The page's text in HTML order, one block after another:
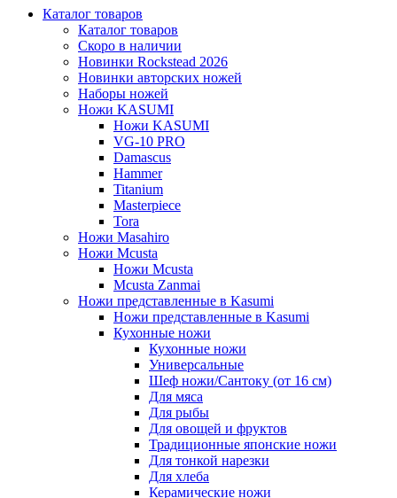
Каталог товаров
Каталог товаров
Скоро в наличии
Новинки Rockstead 2026
Новинки авторских ножей
Наборы ножей
Ножи KASUMI
Ножи KASUMI
VG-10 PRO
Damascus
Hammer
Titanium
Masterpiece
Tora
Ножи Masahiro
Ножи Mcusta
Ножи Mcusta
Mcusta Zanmai
Ножи представленные в Kasumi
Ножи представленные в Kasumi
Кухонные ножи
Кухонные ножи
Универсальные
Шеф ножи/Сантоку (от 16 см)
Для мяса
Для рыбы
Для овощей и фруктов
Традиционные японские ножи
Для тонкой нарезки
Для хлеба
Керамические ножи